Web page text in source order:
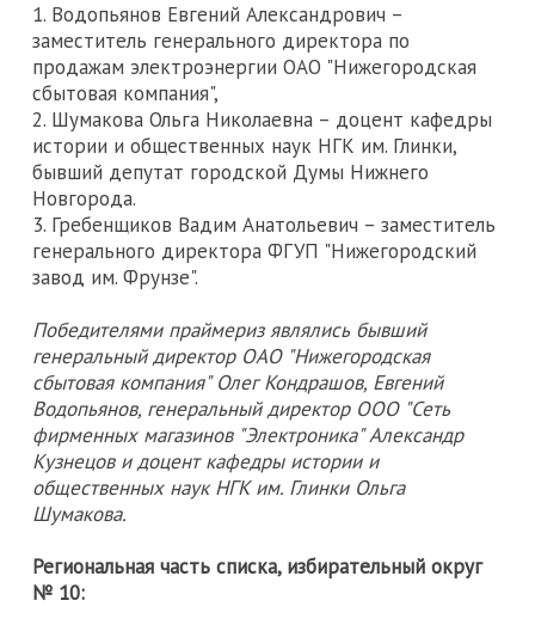
1. Водопьянов Евгений Александрович –
заместитель генерального директора по
продажам электроэнергии ОАО "Нижегородская
сбытовая компания",
2. Шумакова Ольга Николаевна – доцент кафедры
истории и общественных наук НГК им. Глинки,
бывший депутат городской Думы Нижнего
Новгорода.
3. Гребенщиков Вадим Анатольевич – заместитель
генерального директора ФГУП "Нижегородский
завод им. Фрунзе".
Победителями праймериз являлись бывший
генеральный директор ОАО "Нижегородская
сбытовая компания" Олег Кондрашов, Евгений
Водопьянов, генеральный директор ООО "Сеть
фирменных магазинов "Электроника" Александр
Кузнецов и доцент кафедры истории и
общественных наук НГК им. Глинки Ольга
Шумакова.
Региональная часть списка, избирательный округ
№ 10: